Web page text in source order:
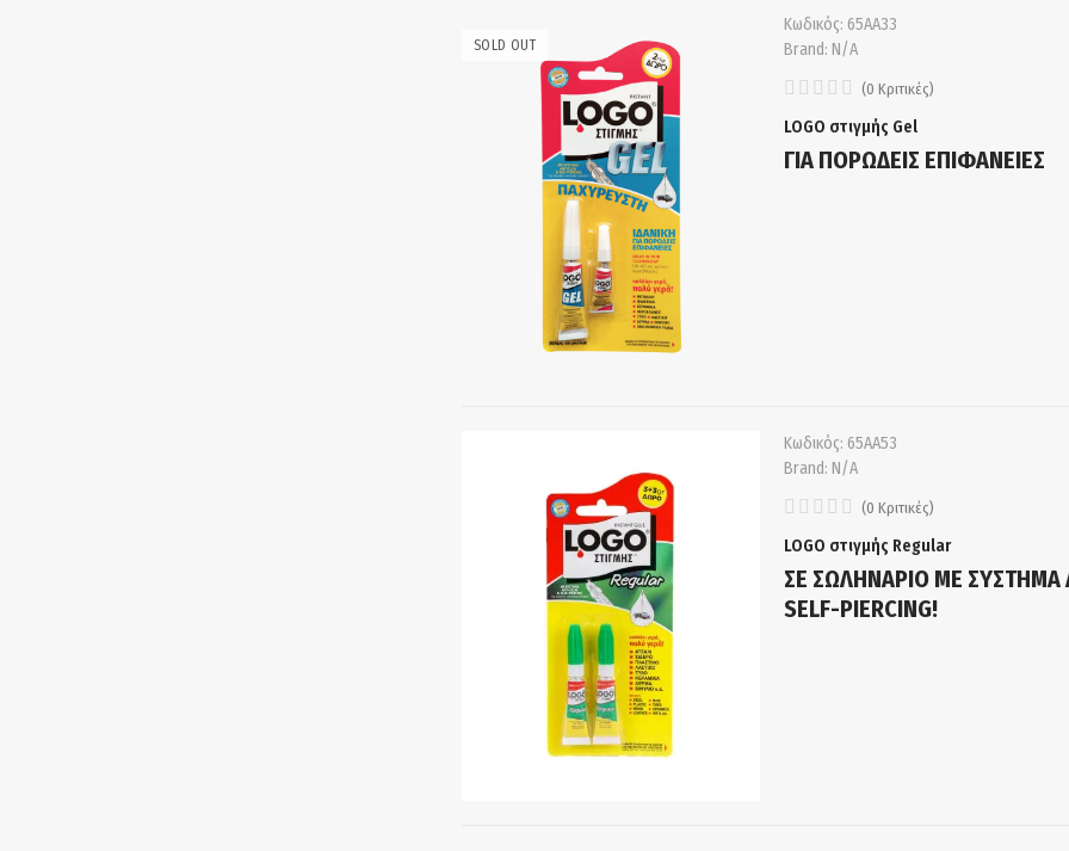
SOLD OUT
Κωδικός: 65ΑΑ33
Brand: N/A
(0 Κριτικές)
LOGO στιγμής Gel
ΓΙΑ ΠΟΡΩΔΕΙΣ ΕΠΙΦΑΝΕΙΕΣ
Κωδικός: 65ΑΑ53
Brand: N/A
(0 Κριτικές)
LOGO στιγμής Regular
ΣΕ ΣΩΛΗΝΑΡΙΟ ΜΕ ΣΥΣΤΗΜΑ
SELF-PIERCING!